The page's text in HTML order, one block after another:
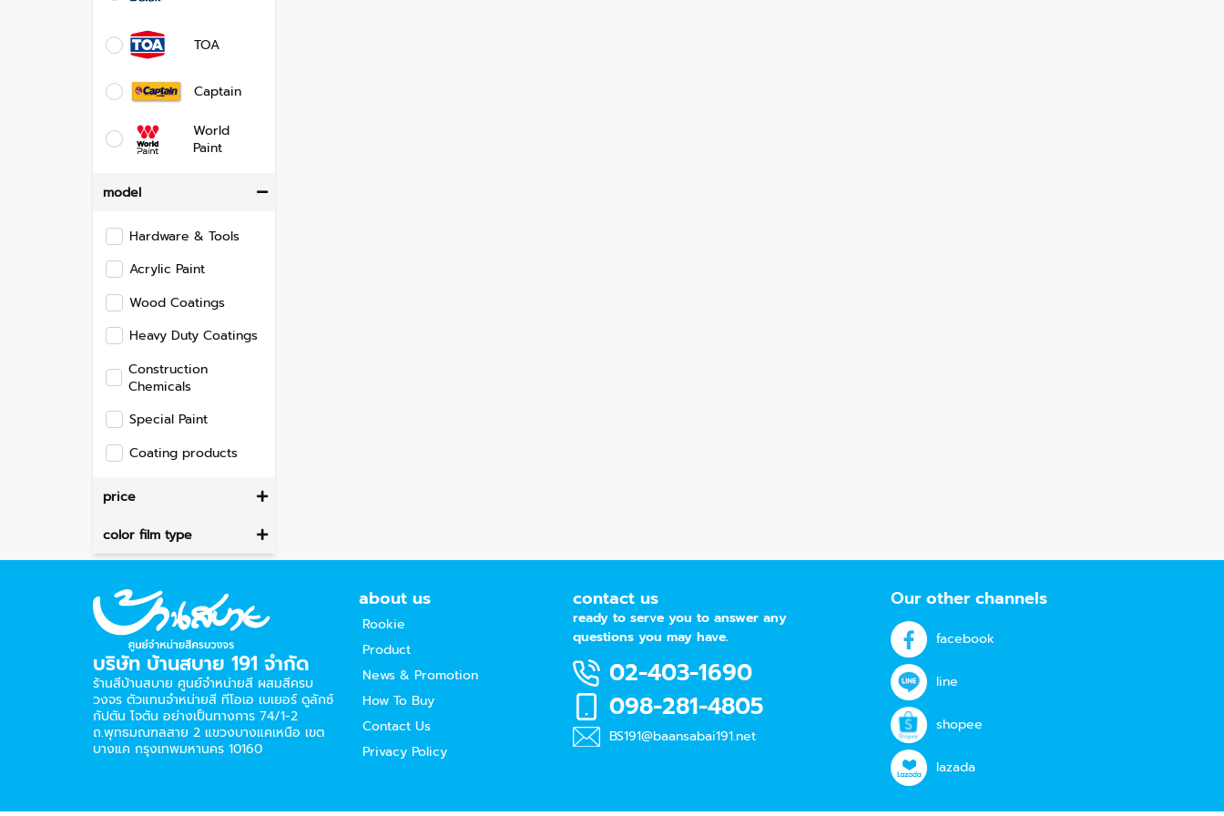
TOA
Captain
World
Paint
model
Hardware & Tools
Acrylic Paint
Wood Coatings
Heavy Duty Coatings
Construction
Chemicals
Special Paint
Coating products
price
color film type
บริษัท บ้านสบาย 191 จำกัด
ร้านสีบ้านสบาย ศูนย์จำหน่ายสี ผสมสีครบ
วงจร ตัวแทนจำหน่ายสี ทีโอเอ เบเยอร์​ ดูลักซ์
กัปตัน โจตัน อย่างเป็นทางการ 74/1-2
ถ.พุทธมณฑลสาย 2 แขวงบางแคเหนือ เขต
บางแค กรุงเทพมหานคร 10160
about us
Rookie
Product
News & Promotion
How To Buy
Contact Us
Privacy Policy
contact us
ready to serve you to answer any
questions you may have.
02-403-1690
098-281-4805
BS191@baansabai191.net
Our other channels
facebook
line
shopee
lazada